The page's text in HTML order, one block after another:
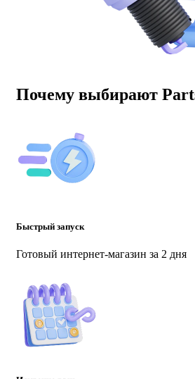
Почему выбирают
Быстрый запуск
Готовый интернет-магазин за 2 дня